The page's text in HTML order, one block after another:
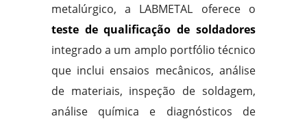
metalúrgico, a LABMETAL oferece o
teste de qualificação de soldadores
integrado a um amplo portfólio técnico
que inclui ensaios mecânicos, análise
de materiais, inspeção de soldagem,
análise química e diagnósticos de